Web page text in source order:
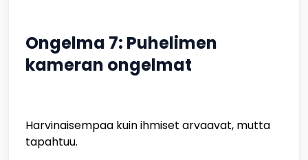
Ongelma 7: Puhelimen
kameran ongelmat
Harvinaisempaa kuin ihmiset arvaavat, mutta
tapahtuu.